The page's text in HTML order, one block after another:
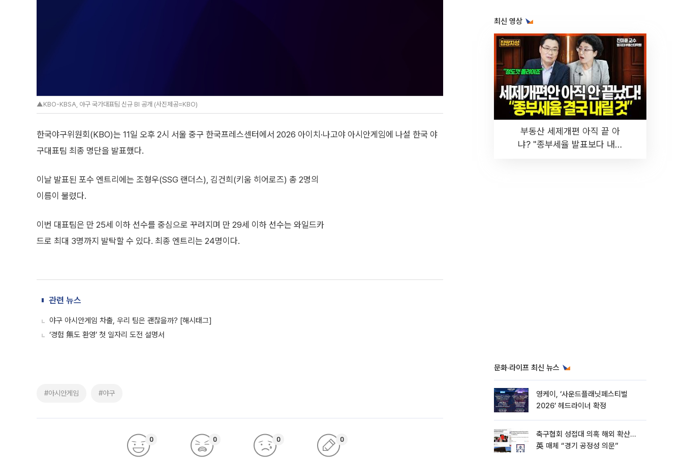
▲KBO-KBSA, 야구 국가대표팀 신규 BI 공개 (사진제공=KBO)
한국야구위원회(KBO)는 11일 오후 2시 서울 중구 한국프레스센터에서 2026 아이치·나고야 아시안게임에 나설 한국 야
구대표팀 최종 명단을 발표했다.
이날 발표된 포수 엔트리에는 조형우(SSG 랜더스), 김건희(키움 히어로즈) 총 2명의
이름이 불렸다.
이번 대표팀은 만 25세 이하 선수를 중심으로 꾸려지며 만 29세 이하 선수는 와일드카
드로 최대 3명까지 발탁할 수 있다. 최종 엔트리는 24명이다.
관련 뉴스
야구 아시안게임 차출, 우리 팀은 괜찮을까? [해시태그]
‘경험 無도 환영’ 첫 일자리 도전 설명서
#아시안게임 #야구
0 0 0 0
최신 영상
부동산 세제개편 아직 끝 아
냐? "종부세율 발표보다 내릴
문화·라이프 최신 뉴스
영케이, ‘사운드플래닛페스티벌
2026’ 헤드라이너 확정
축구협회 성접대 의혹 해외 확산…
英 매체 “경기 공정성 의문”